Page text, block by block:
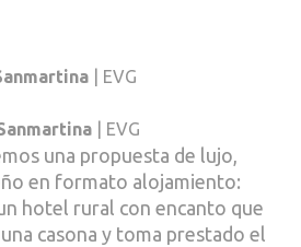
| EVG
| EVG
una propuesta de lujo,
en formato alojamiento:
un hotel rural con encanto que
casona y toma prestado el